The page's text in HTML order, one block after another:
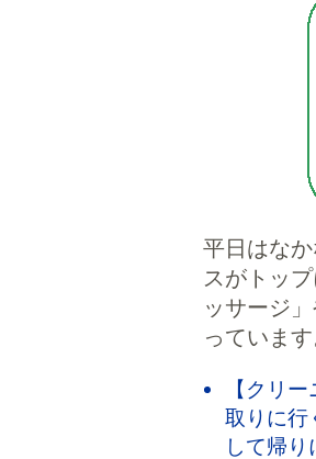
平日はな
スがトッ
ッサージ
っています
【クリ
取りに行
して帰